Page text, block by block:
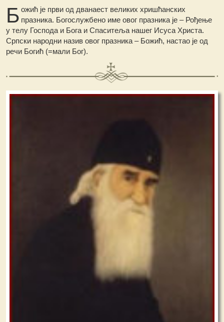
Б ожић је први од дванаест великих хришћанских
празника. Богослужбено име овог празника је – Рођење
у телу Господа и Бога и Спаситеља нашег Исуса Христа.
Српски народни назив овог празника – Божић, настао је од
речи Богић (=мали Бог).